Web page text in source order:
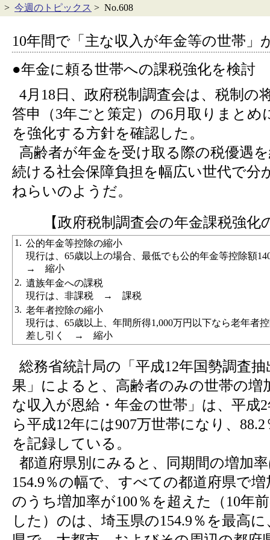
> 今週のトピックス > No.608
10年間で「主な収入が年金等の世帯」
●年金に頼る世帯への課税強化を検討
4月18日、政府税制調査会は、税制の
答申（3年ごと策定）の6月取りまとめ
を強化する方針を確認した。
高齢者が年金を受け取る際の税優遇
続ける社会保障負担を幅広い世代で分
ねらいのようだ。
【政府税制調査会の年金課税強化
1. 公的年金等控除の縮小
現行は、65歳以上の場合、最低でも公的年金等控除額
→ 縮小
2. 遺族年金への課税
現行は、非課税 → 課税
3. 老年者控除の縮小
現行は、65歳以上、年間所得1,000万円以下なら老年者
差し引く → 縮小
総務省統計局の「平成12年国勢調査
果」によると、高齢者のみの世帯の増
な収入が恩給・年金の世帯」は、平成
ら平成12年には907万世帯になり、
を記録している。
都道府県別にみると、同期間の増加
154.9％の幅で、すべての都道府県で
のうち増加率が100％を超えた（10年
した）のは、埼玉県の154.9％を最高